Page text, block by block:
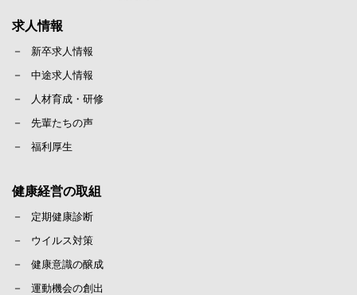
求人情報
新卒求人情報
中途求人情報
人材育成・研修
先輩たちの声
福利厚生
健康経営の取組
定期健康診断
ウイルス対策
健康意識の醸成
運動機会の創出